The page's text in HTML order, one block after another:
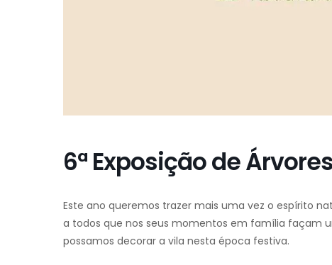
6ª Exposição de
Este ano queremos trazer mais uma vez o espírito
a todos que nos seus momentos em família façam
possamos decorar a vila nesta época festiva.